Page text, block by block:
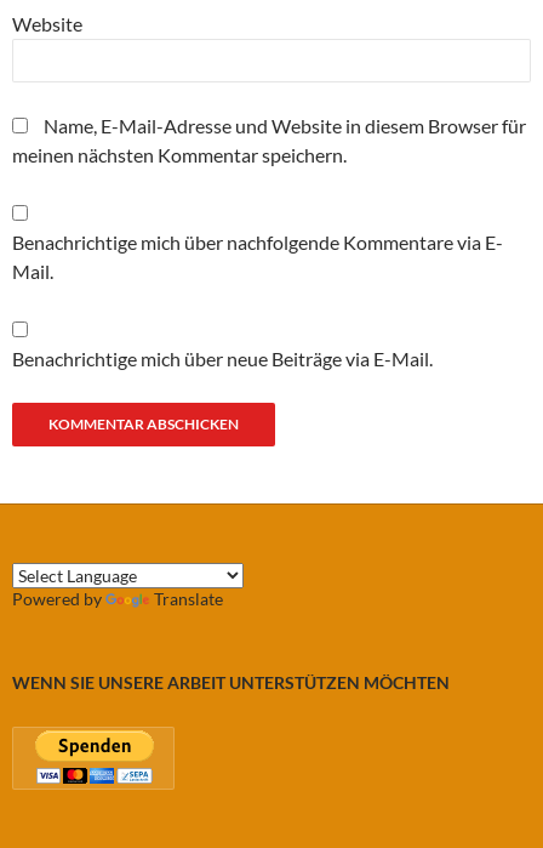
Website
Name, E-Mail-Adresse und Website in diesem Browser für
meinen nächsten Kommentar speichern.
Benachrichtige mich über nachfolgende Kommentare via E-
Mail.
Benachrichtige mich über neue Beiträge via E-Mail.
Powered by Translate
WENN SIE UNSERE ARBEIT UNTERSTÜTZEN MÖCHTEN